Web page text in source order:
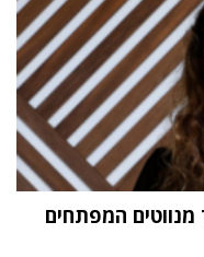
המפתחים